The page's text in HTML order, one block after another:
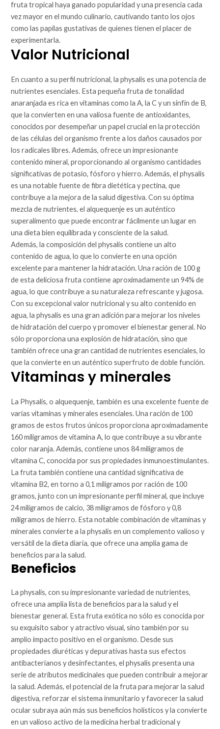
fruta tropical haya ganado popularidad y una presencia cada
vez mayor en el mundo culinario, cautivando tanto los ojos
como las papilas gustativas de quienes tienen el placer de
experimentarla.
Valor Nutricional
En cuanto a su perfil nutricional, la physalis es una potencia de
nutrientes esenciales. Esta pequeña fruta de tonalidad
anaranjada es rica en vitaminas como la A, la C y un sinfín de B,
que la convierten en una valiosa fuente de antioxidantes,
conocidos por desempeñar un papel crucial en la protección
de las células del organismo frente a los daños causados por
los radicales libres. Además, ofrece un impresionante
contenido mineral, proporcionando al organismo cantidades
significativas de potasio, fósforo y hierro. Además, el physalis
es una notable fuente de fibra dietética y pectina, que
contribuye a la mejora de la salud digestiva. Con su óptima
mezcla de nutrientes, el alquequenje es un auténtico
superalimento que puede encontrar fácilmente un lugar en
una dieta bien equilibrada y consciente de la salud.
Además, la composición del physalis contiene un alto
contenido de agua, lo que lo convierte en una opción
excelente para mantener la hidratación. Una ración de 100 g
de esta deliciosa fruta contiene aproximadamente un 94% de
agua, lo que contribuye a su naturaleza refrescante y jugosa.
Con su excepcional valor nutricional y su alto contenido en
agua, la physalis es una gran adición para mejorar los niveles
de hidratación del cuerpo y promover el bienestar general. No
sólo proporciona una explosión de hidratación, sino que
también ofrece una gran cantidad de nutrientes esenciales, lo
que la convierte en un auténtico superfruto de doble función.
Vitaminas y minerales
La Physalis, o alquequenje, también es una excelente fuente de
varias vitaminas y minerales esenciales. Una ración de 100
gramos de estos frutos únicos proporciona aproximadamente
160 miligramos de vitamina A, lo que contribuye a su vibrante
color naranja. Además, contiene unos 84 miligramos de
vitamina C, conocida por sus propiedades inmunoestimulantes.
La fruta también contiene una cantidad significativa de
vitamina B2, en torno a 0,1 miligramos por ración de 100
gramos, junto con un impresionante perfil mineral, que incluye
24 miligramos de calcio, 38 miligramos de fósforo y 0,8
miligramos de hierro. Esta notable combinación de vitaminas y
minerales convierte a la physalis en un complemento valioso y
versátil de la dieta diaria, que ofrece una amplia gama de
beneficios para la salud.
Beneficios
La physalis, con su impresionante variedad de nutrientes,
ofrece una amplia lista de beneficios para la salud y el
bienestar general. Esta fruta exótica no sólo es conocida por
su exquisito sabor y atractivo visual, sino también por su
amplio impacto positivo en el organismo. Desde sus
propiedades diuréticas y depurativas hasta sus efectos
antibacterianos y desinfectantes, el physalis presenta una
serie de atributos medicinales que pueden contribuir a mejorar
la salud. Además, el potencial de la fruta para mejorar la salud
digestiva, reforzar el sistema inmunitario y favorecer la salud
ocular subraya aún más sus beneficios holísticos y la convierte
en un valioso activo de la medicina herbal tradicional y